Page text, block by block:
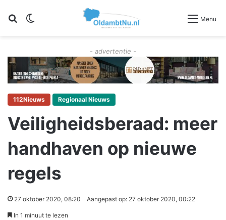
Zoeken Menu
- advertentie -
112Nieuws Regionaal Nieuws
Veiligheidsberaad: meer
handhaven op nieuwe
regels
27 oktober 2020, 08:20 Aangepast op: 27 oktober 2020, 00:22
In 1 minuut te lezen